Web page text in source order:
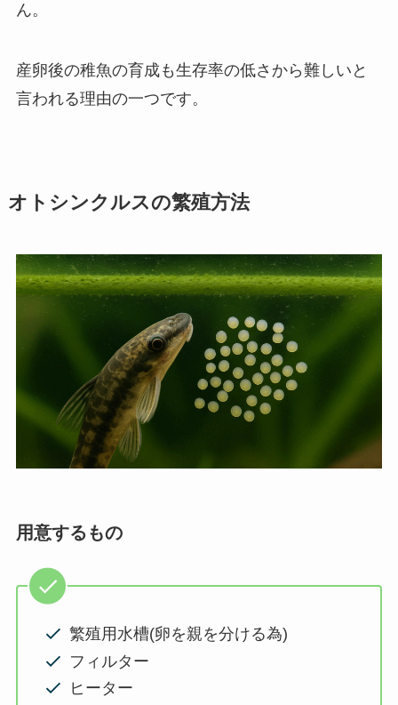
ん。
産卵後の稚魚の育成も生存率の低さから難しいと
言われる理由の一つです。
オトシンクルスの繁殖方法
用意するもの
繁殖用水槽(卵を親を分ける為)
フィルター
ヒーター